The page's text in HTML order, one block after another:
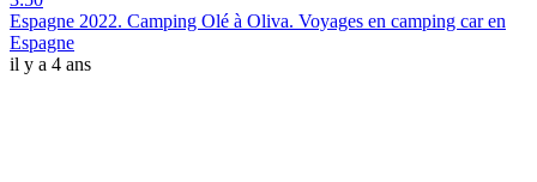
Espagne 2022. Camping Olé à Oliva. Voyages en camping car en
Espagne
il y a 4 ans